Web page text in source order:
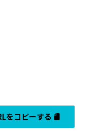
をコピーする